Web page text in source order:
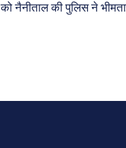
को नैनीताल की पुलिस ने